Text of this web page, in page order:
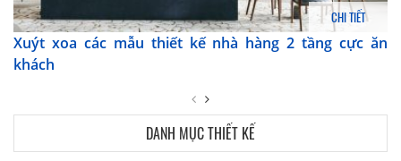
CHI TIẾT
Xuýt xoa các mẫu thiết kế nhà hàng 2 tầng cực ăn
khách
DANH MỤC THIẾT KẾ